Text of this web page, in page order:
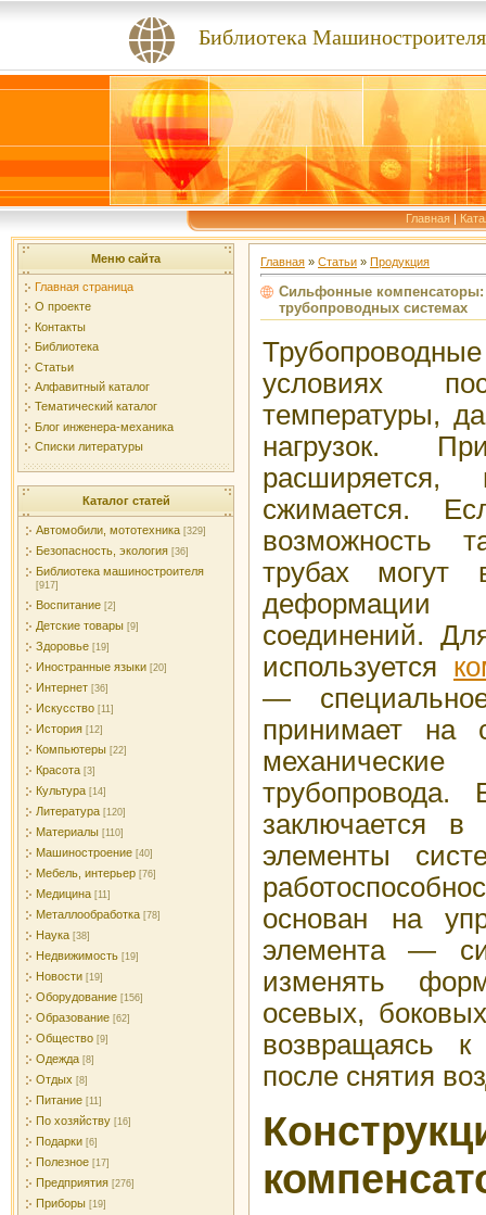
Библиотека Машиностроителя
Главная|
Меню сайта
Главная страница
О проекте
Контакты
Библиотека
Статьи
Алфавитный каталог
Тематический каталог
Блог инженера-механика
Списки литературы
Каталог статей
Автомобили, мототехника [329]
Безопасность, экология [36]
Библиотека машиностроителя
[917]
Воспитание [2]
Детские товары [9]
Здоровье [19]
Иностранные языки [20]
Интернет [36]
Искусство [11]
История [12]
Компьютеры [22]
Красота [3]
Культура [14]
Литература [120]
Материалы [110]
Машиностроение [40]
Мебель, интерьер [76]
Медицина [11]
Металлообработка [78]
Наука [38]
Недвижимость [19]
Новости [19]
Оборудование [156]
Образование [62]
Общество [9]
Одежда [8]
Отдых [8]
Питание [11]
По хозяйству [16]
Подарки [6]
Полезное [17]
Предприятия [276]
Приборы [19]
Главная » Статьи » Продукция
Сильфонные компенсаторы:
трубопроводных системах
условиях
температуры,
нагрузок.
сжимается.
возможность
трубах могут
соединений.
используется
—
принимает на
трубопровода.
заключается в
элементы
основан на
элемента —
изменять
осевых,
возвращаясь
после снятия